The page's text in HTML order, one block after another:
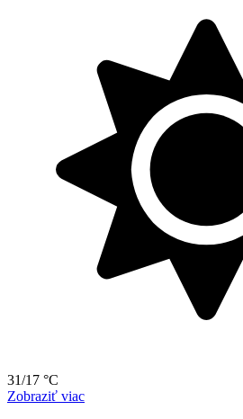
31/17 °C
Zobraziť viac